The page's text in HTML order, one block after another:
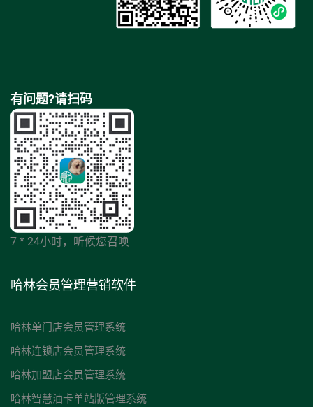
有问题?请扫码
7 * 24小时，听候您召唤
哈林会员管理营销软件
哈林单门店会员管理系统
哈林连锁店会员管理系统
哈林加盟店会员管理系统
哈林智慧油卡单站版管理系统